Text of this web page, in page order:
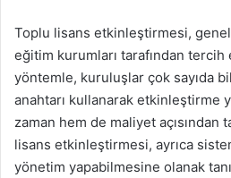
Toplu lisans etkinleştirmesi,
eğitim kurumları tarafından
yöntemle, kuruluşlar çok sayıda
anahtarı kullanarak etkinleştirme
zaman hem de maliyet açısından
lisans etkinleştirmesi, ayrıca
yönetim yapabilmesine olanak